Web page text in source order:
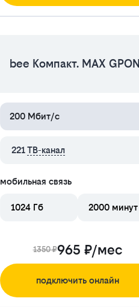
bee Компакт. MAX GPON
200 Мбит/с
221 ТВ-канал
мобильная связь
1024 Гб 2000 минут
1350 ₽965 ₽/мес
подключить онлайн